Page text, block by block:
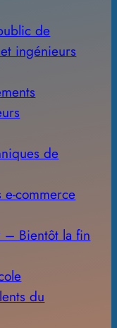
de
ingénieurs
de
commerce
– Bientôt la fin
du